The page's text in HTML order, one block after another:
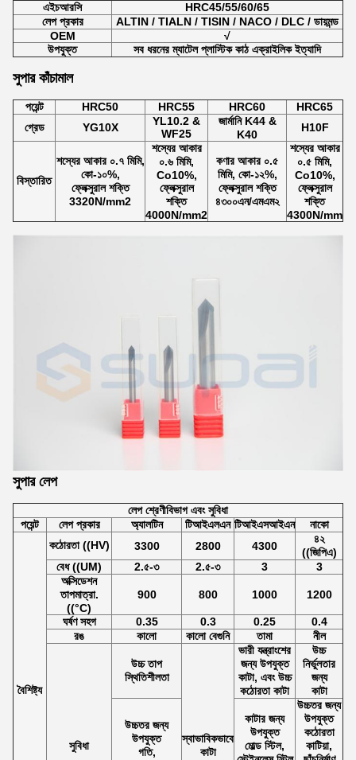
এইচআরসি
HRC45/55/60/65
লেপ প্রকার
ALTIN / TIALN / TISIN / NACO / DLC / ডায়মন্ড
OEM
√
উপযুক্ত
সব ধরনের ম্যাটেল প্লাস্টিক কাঠ এক্রাইলিক ইত্যাদি
সুপার কাঁচামাল
পয়েন্ট HRC50 HRC55 HRC60
HRC65
গ্রেড
YG10X
YL10.2 &
WF25
জার্মানি K44 &
K40
H10F
বিস্তারিত
শস্যের আকার ০.৭ মিমি,
কো-১০%,
ফ্লেক্সুরাল শক্তি
3320N/mm2
শস্যের আকার
০.৬ মিমি,
Co10%,
ফ্লেক্সুরাল
শক্তি
4000N/mm2
কণার আকার ০.৫
মিমি, কো-১২%,
ফ্লেক্সুরাল শক্তি
৪৩০০এন/এমএম২
শস্যের আকার
০.৫ মিমি,
Co10%,
ফ্লেক্সুরাল
শক্তি
4300N/mm
সুপার লেপ
লেপ শ্রেণীবিভাগ এবং সুবিধা
পয়েন্ট
লেপ প্রকার অ্যালটিন টিআইএলএন টিআইএসআইএন নাকো
বৈশিষ্ট্য
কঠোরতা ((HV) 3300 2800 4300
৪২
((জিপিএ)
বেধ ((UM)
2.৫-৩ 2.৫-৩ 3
3
অক্সিডেশন
তাপমাত্রা.
((°C)
900 800 1000 1200
ঘর্ষণ সহগ 0.35 0.3 0.25
0.4
রঙ
কালো কালো বেগুনি তামা নীল
সুবিধা
উচ্চ তাপ
স্থিতিশীলতা
স্বাভাবিকভাবে
কাটা
ভারী যন্ত্রাংশের
জন্য উপযুক্ত
কাটা, এবং উচ্চ
কঠোরতা কাটা
উচ্চ
নির্ভুলতার
জন্য
কাটা
উচ্চতর জন্য
উপযুক্ত
গতি,
কাটার জন্য
উপযুক্ত
মোল্ড স্টিল,
উচ্চতর জন্য
উপযুক্ত
কঠোরতা
কাটিয়া,